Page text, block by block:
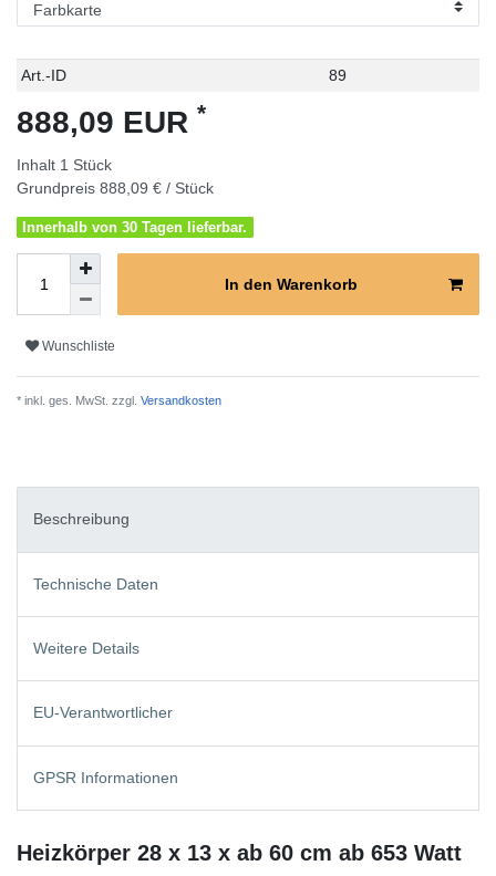
Technisches
Wert
Art.-ID 89
888,09 EUR *
Inhalt 1 Stück
Grundpreis 888,09 € / Stück
Innerhalb von 30 Tagen lieferbar.
In den Warenkorb
Wunschliste
* inkl. ges. MwSt. zzgl. Versandkosten
Beschreibung
Technische Daten
Weitere Details
EU-Verantwortlicher
GPSR Informationen
Heizkörper 28 x 13 x ab 60 cm ab 653 Watt